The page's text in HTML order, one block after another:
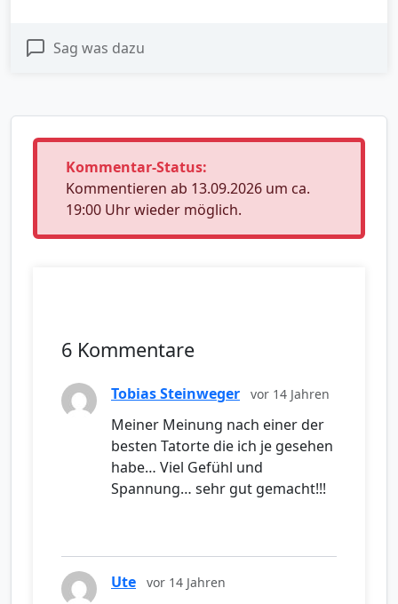
Sag was dazu
Kommentar-Status:
Kommentieren ab 13.09.2026 um ca.
19:00 Uhr wieder möglich.
6 Kommentare
Tobias Steinweger vor 14 Jahren
Meiner Meinung nach einer der
besten Tatorte die ich je gesehen
habe… Viel Gefühl und
Spannung… sehr gut gemacht!!!
Ute vor 14 Jahren